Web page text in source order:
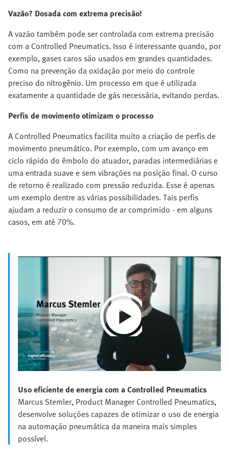
Vazão? Dosada com extrema precisão!
A vazão também pode ser controlada com extrema precisão
com a Controlled Pneumatics. Isso é interessante quando, por
exemplo, gases caros são usados em grandes quantidades.
Como na prevenção da oxidação por meio do controle
preciso do nitrogênio. Um processo em que é utilizada
exatamente a quantidade de gás necessária, evitando perdas.
Perfis de movimento otimizam o processo
A Controlled Pneumatics facilita muito a criação de perfis de
movimento pneumático. Por exemplo, com um avanço em
ciclo rápido do êmbolo do atuador, paradas intermediárias e
uma entrada suave e sem vibrações na posição final. O curso
de retorno é realizado com pressão reduzida. Esse é apenas
um exemplo dentre as várias possibilidades. Tais perfis
ajudam a reduzir o consumo de ar comprimido - em alguns
casos, em até 70%.
Play
Uso eficiente de energia com a Controlled Pneumatics
Marcus Stemler, Product Manager Controlled Pneumatics,
desenvolve soluções capazes de otimizar o uso de energia
na automação pneumática da maneira mais simples
possível.